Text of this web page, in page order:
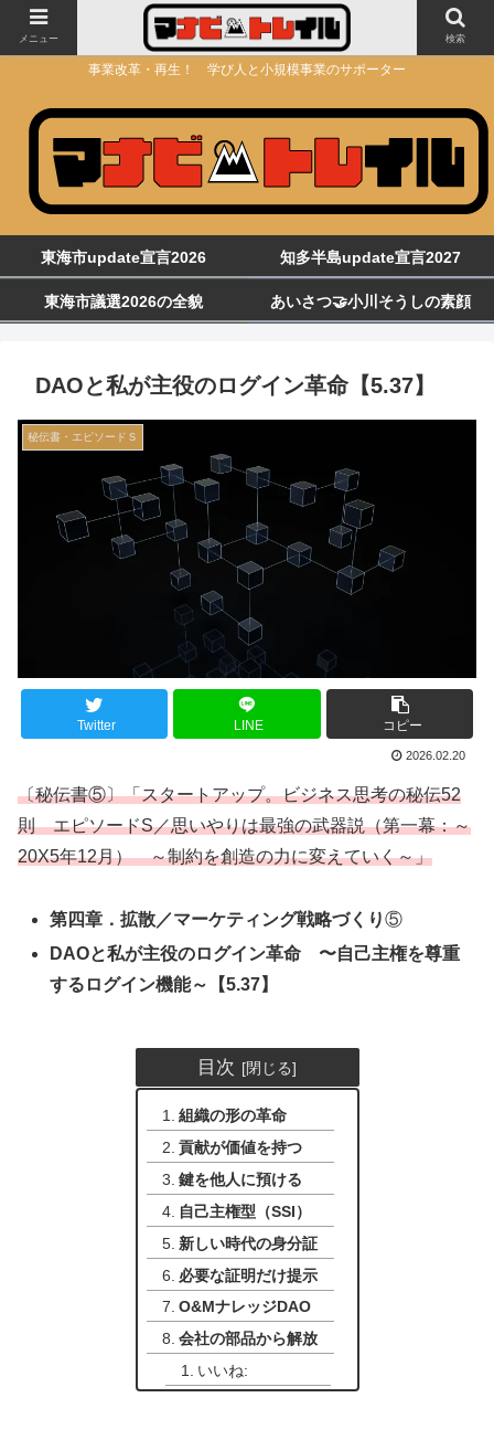
事業改革・再生！ 学び人と小規模事業のサポーター
東海市update宣言2026 知多半島update宣言2027
東海市議選2026の全貌 あいさつ🤝小川そうしの素顔
DAOと私が主役のログイン革命【5.37】
秘伝書・エピソードＳ
Twitter LINE コピー
2026.02.20
〔秘伝書⑤〕「スタートアップ。ビジネス思考の秘伝52
則 エピソードS／思いやりは最強の武器説（第一幕：～
20X5年12月） ～制約を創造の力に変えていく～」
第四章．拡散／マーケティング戦略づくり⑤
DAOと私が主役のログイン革命 〜自己主権を尊重
するログイン機能～
【5.37】
目次
組織の形の革命
貢献が価値を持つ
鍵を他人に預ける
自己主権型（SSI）
新しい時代の身分証
必要な証明だけ提示
O&MナレッジDAO
会社の部品から解放
いいね:
メニュー 検索